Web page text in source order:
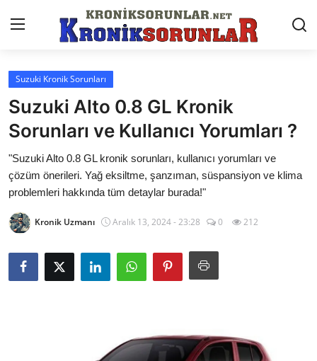
Anasayfa
Markalar
İletişim
Trafik & Cezalar
Sigorta & Kasko
Muayene & Ruhsat
İkinci El & Alım-Satım
Suzuki Kronik Sorunları
Suzuki Alto 0.8 GL Kronik
Sorunları ve Kullanıcı Yorumları ?
"Suzuki Alto 0.8 GL kronik sorunları, kullanıcı yorumları ve
çözüm önerileri. Yağ eksiltme, şanzıman, süspansiyon ve klima
problemleri hakkında tüm detaylar burada!"
Kronik Uzmanı Aralık 13, 2024 - 23:28 0 212